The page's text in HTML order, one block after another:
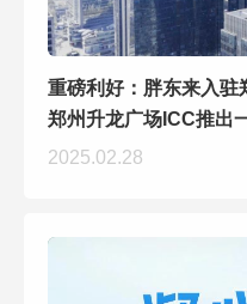
重磅利好：胖东来入驻
郑州升龙广场ICC推出
2025.02.28